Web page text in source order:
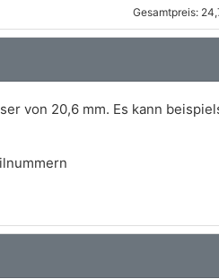
Gesamtpreis:
von 20,6 mm. Es kann